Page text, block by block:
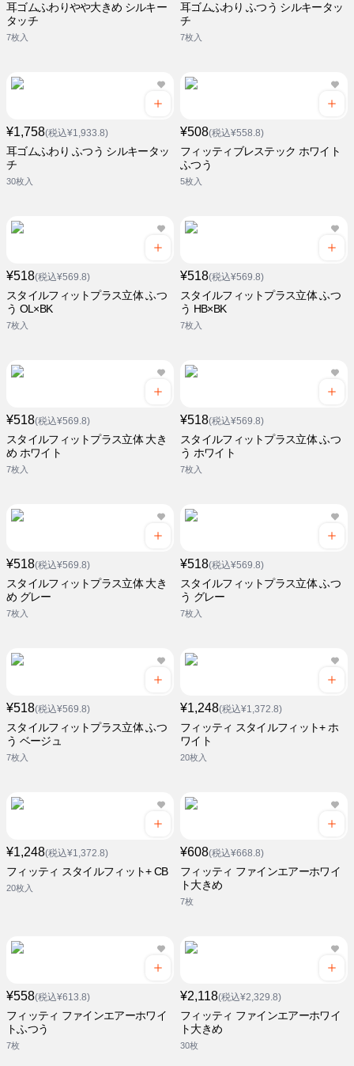
耳ゴムふわりやや大きめ シルキー
タッチ
7枚入
耳ゴムふわり ふつう シルキータッ
チ
7枚入
¥1,758(税込¥1,933.8)
耳ゴムふわり ふつう シルキータッ
チ
30枚入
¥508(税込¥558.8)
フィッティブレステック ホワイト
ふつう
5枚入
¥518(税込¥569.8)
スタイルフィットプラス立体 ふつ
う OL×BK
7枚入
¥518(税込¥569.8)
スタイルフィットプラス立体 ふつ
う HB×BK
7枚入
¥518(税込¥569.8)
スタイルフィットプラス立体 大き
め ホワイト
7枚入
¥518(税込¥569.8)
スタイルフィットプラス立体 ふつ
う ホワイト
7枚入
¥518(税込¥569.8)
スタイルフィットプラス立体 大き
め グレー
7枚入
¥518(税込¥569.8)
スタイルフィットプラス立体 ふつ
う グレー
7枚入
¥518(税込¥569.8)
スタイルフィットプラス立体 ふつ
う ベージュ
7枚入
¥1,248(税込¥1,372.8)
フィッティ スタイルフィット+ ホ
ワイト
20枚入
¥1,248(税込¥1,372.8)
フィッティ スタイルフィット+ CB
20枚入
¥608(税込¥668.8)
フィッティ ファインエアーホワイ
ト大きめ
7枚
¥558(税込¥613.8)
フィッティ ファインエアーホワイ
トふつう
7枚
¥2,118(税込¥2,329.8)
フィッティ ファインエアーホワイ
ト大きめ
30枚